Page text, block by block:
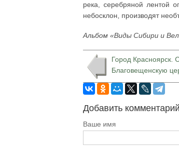
река, серебряной лентой
небосклон, производят
Альбом «Виды Сибири и
Город Красноярск.
Благовещенскую
Добавить комментарий
Ваше имя